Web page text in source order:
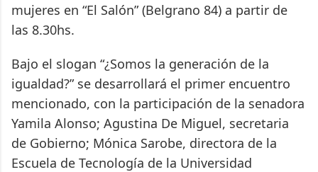
mujeres en “El Salón” (Belgrano 84) a partir de
las 8.30hs.
Bajo el slogan “¿Somos la generación de la
igualdad?” se desarrollará el primer encuentro
mencionado, con la participación de la senadora
Yamila Alonso; Agustina De Miguel, secretaria
de Gobierno; Mónica Sarobe, directora de la
Escuela de Tecnología de la Universidad